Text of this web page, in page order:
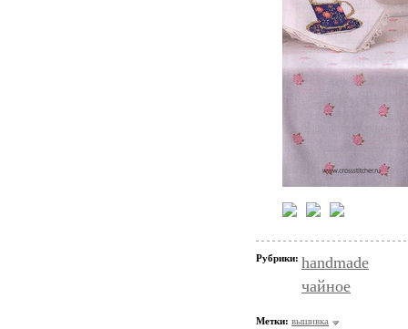
Рубрики: handmade
чайное
Метки: вышивка